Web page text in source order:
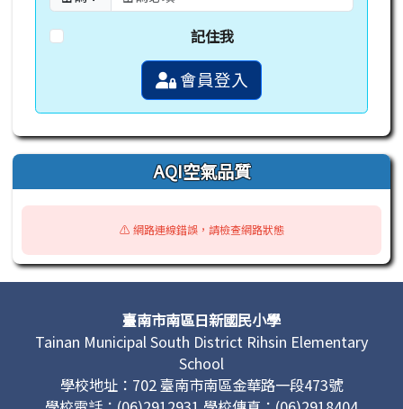
記住我
會員登入
AQI空氣品質
⚠️ 網路連線錯誤，請檢查網路狀態
頁尾區域內容臺南市南區日新國民小學
Tainan Municipal South District Rihsin Elementary
School
學校地址：702 臺南市南區金華路一段473號